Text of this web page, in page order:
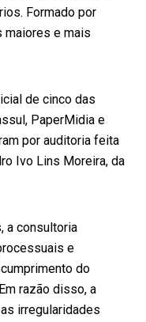
Formado por
maiores e mais
de cinco das
PaperMidia e
por auditoria feita
Ivo Lins Moreira, da
a consultoria
e
do
razão disso, a
irregularidades